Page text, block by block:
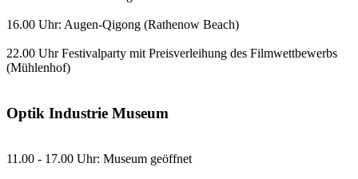
16.00 Uhr: Augen-Qigong (Rathenow Beach)
22.00 Uhr Festivalparty mit Preisverleihung des Filmwettbewerbs
(Mühlenhof)
Optik Industrie Museum
11.00 - 17.00 Uhr: Museum geöffnet